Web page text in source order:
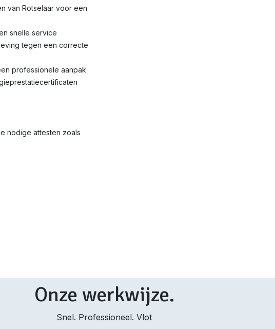
van Rotselaar voor een
snelle service
tegen een correcte
professionele aanpak
nodige attesten zoals
Onze werkwijze.
Snel. Professioneel. Vlot